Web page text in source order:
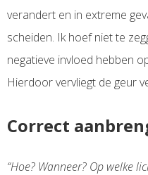
verandert en in extreme
scheiden. Ik hoef niet te
negatieve invloed hebben
Hierdoor vervliegt de geur
Correct
“Hoe? Wanneer? Op welke